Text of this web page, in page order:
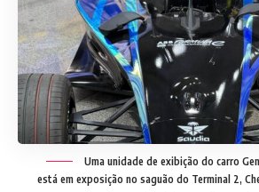
Uma unidade de exibição do carro
está em exposição no saguão do Terminal 2,